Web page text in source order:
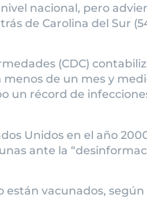
nacional, pero
de Carolina del Sur
(CDC)
de un mes y
un récord de
Unidos en el año
ante la
están vacunados, según